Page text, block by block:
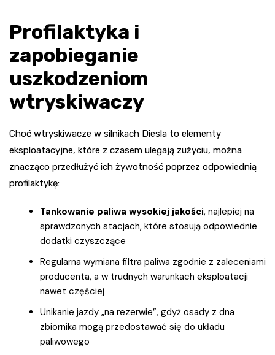
Profilaktyka i
zapobieganie
uszkodzeniom
wtryskiwaczy
Choć wtryskiwacze w silnikach Diesla to elementy
eksploatacyjne, które z czasem ulegają zużyciu, można
znacząco przedłużyć ich żywotność poprzez odpowiednią
profilaktykę:
Tankowanie paliwa wysokiej jakości, najlepiej na
sprawdzonych stacjach, które stosują odpowiednie
dodatki czyszczące
Regularna wymiana filtra paliwa zgodnie z zaleceniami
producenta, a w trudnych warunkach eksploatacji
nawet częściej
Unikanie jazdy „na rezerwie”, gdyż osady z dna
zbiornika mogą przedostawać się do układu
paliwowego